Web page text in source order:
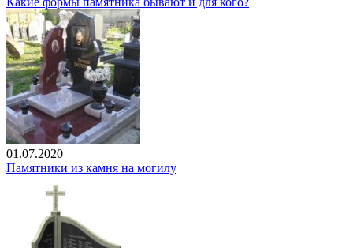
01.07.2020
Памятники из камня на могилу